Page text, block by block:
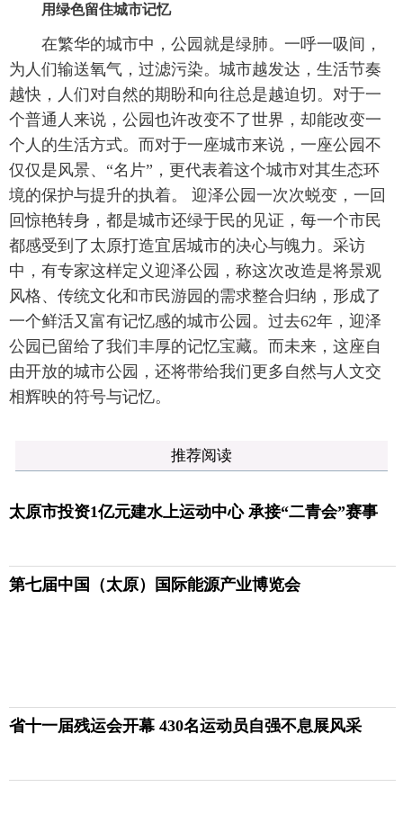
用绿色留住城市记忆
在繁华的城市中，公园就是绿肺。一呼一吸间，
为人们输送氧气，过滤污染。城市越发达，生活节奏
越快，人们对自然的期盼和向往总是越迫切。对于一
个普通人来说，公园也许改变不了世界，却能改变一
个人的生活方式。而对于一座城市来说，一座公园不
仅仅是风景、“名片”，更代表着这个城市对其生态环
境的保护与提升的执着。 迎泽公园一次次蜕变，一回
回惊艳转身，都是城市还绿于民的见证，每一个市民
都感受到了太原打造宜居城市的决心与魄力。采访
中，有专家这样定义迎泽公园，称这次改造是将景观
风格、传统文化和市民游园的需求整合归纳，形成了
一个鲜活又富有记忆感的城市公园。过去62年，迎泽
公园已留给了我们丰厚的记忆宝藏。而未来，这座自
由开放的城市公园，还将带给我们更多自然与人文交
相辉映的符号与记忆。
推荐阅读
太原市投资1亿元建水上运动中心 承接“二青会”赛事
第七届中国（太原）国际能源产业博览会
省十一届残运会开幕 430名运动员自强不息展风采